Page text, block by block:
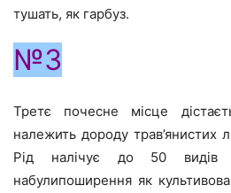
тушать, як гарбуз.
№3
Третє почесне місце
належить дороду трав’янистих
Рід налічує до 50 видів
набулипоширення як